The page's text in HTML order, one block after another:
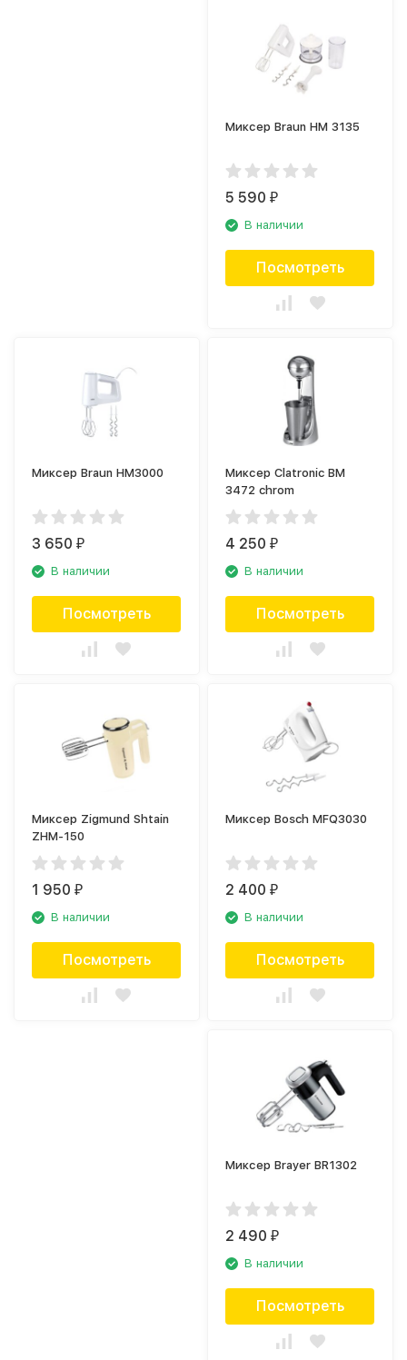
Миксер Braun HM 3135
5 590₽
В наличии
Посмотреть
Миксер Braun HM3000
3 650₽
В наличии
Посмотреть
Миксер Clatronic BM
3472 chrom
4 250₽
В наличии
Посмотреть
Миксер Zigmund Shtain
ZHM-150
1 950₽
В наличии
Посмотреть
Миксер Bosch MFQ3030
2 400₽
В наличии
Посмотреть
Миксер Brayer BR1302
2 490₽
В наличии
Посмотреть